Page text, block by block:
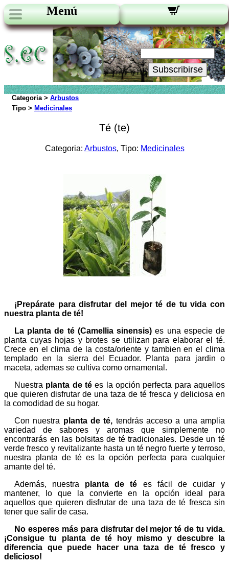
Menú
Novedades:
Su Email:
Subscribirse
Categoria > Arbustos
Tipo > Medicinales
Té (te)
Categoria: Arbustos, Tipo: Medicinales
¡Prepárate para disfrutar del mejor té de tu vida con
nuestra planta de té!
La planta de té (Camellia sinensis)es una especie de
planta cuyas hojas y brotes se utilizan para elaborar el té.
Crece en el clima de la costa/oriente y tambien en el clima
templado en la sierra del Ecuador. Planta para jardin o
maceta, ademas se cultiva como ornamental.
Nuestra planta de té es la opción perfecta para aquellos
que quieren disfrutar de una taza de té fresca y deliciosa en
la comodidad de su hogar.
Con nuestra planta de té, tendrás acceso a una amplia
variedad de sabores y aromas que simplemente no
encontrarás en las bolsitas de té tradicionales. Desde un té
verde fresco y revitalizante hasta un té negro fuerte y terroso,
nuestra planta de té es la opción perfecta para cualquier
amante del té.
Además, nuestra planta de té es fácil de cuidar y
mantener, lo que la convierte en la opción ideal para
aquellos que quieren disfrutar de una taza de té fresca sin
tener que salir de casa.
No esperes más para disfrutar del mejor té de tu vida.
¡Consigue tu planta de té hoy mismo y descubre la
diferencia que puede hacer una taza de té fresco y
delicioso!